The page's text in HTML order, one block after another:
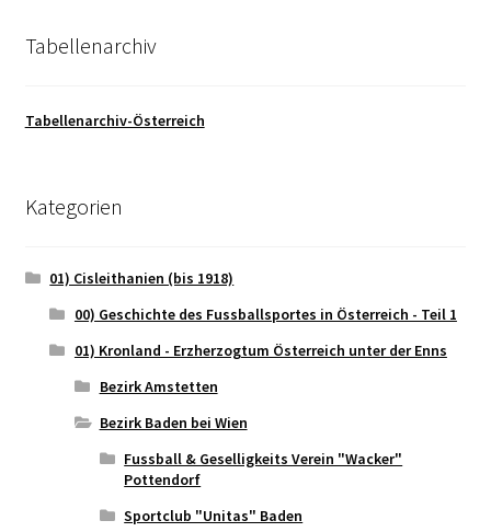
Tabellenarchiv
Tabellenarchiv-Österreich
Kategorien
01) Cisleithanien (bis 1918)
00) Geschichte des Fussballsportes in Österreich - Teil 1
01) Kronland - Erzherzogtum Österreich unter der Enns
Bezirk Amstetten
Bezirk Baden bei Wien
Fussball & Geselligkeits Verein "Wacker"
Pottendorf
Sportclub "Unitas" Baden